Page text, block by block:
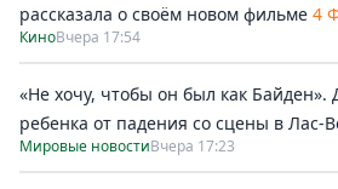
рассказала о своём новом фильме 4
КиноВчера 17:54
«Не хочу, чтобы он был как Байден».
ребенка от падения со сцены в Лас-
Мировые новостиВчера 17:23